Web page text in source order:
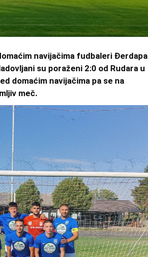
navijačima fudbaleri Đerdapa
su poraženi 2:0 od Rudara u
domaćim navijačima pa se na
meč.